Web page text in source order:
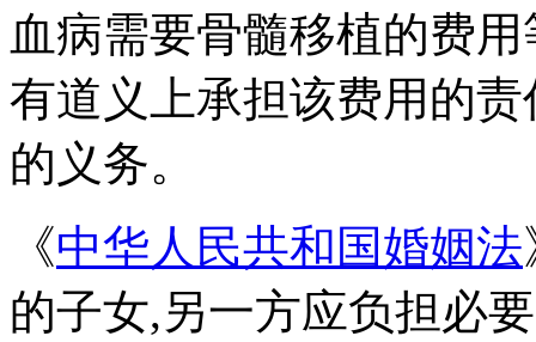
血病需要骨髓移植的费
有道义上承担该费用的
的义务。
《中华人民共和国婚姻法
的子女,另一方应负担必